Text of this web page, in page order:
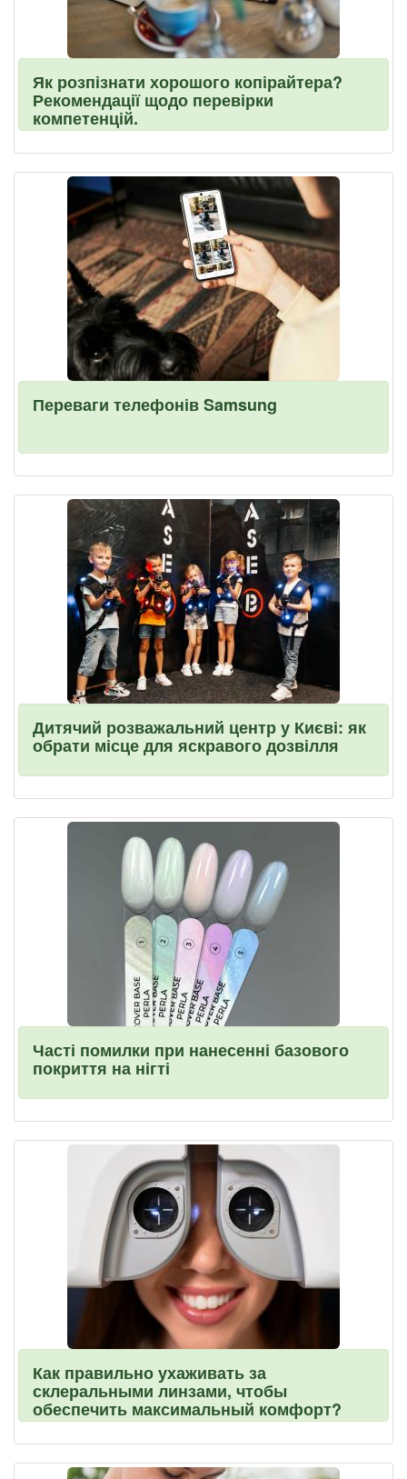
Як розпізнати хорошого копірайтера?
Рекомендації щодо перевірки
компетенцій.
Переваги телефонів Samsung
Дитячий розважальний центр у Києві: як
обрати місце для яскравого дозвілля
Часті помилки при нанесенні базового
покриття на нігті
Как правильно ухаживать за
склеральными линзами, чтобы
обеспечить максимальный комфорт?